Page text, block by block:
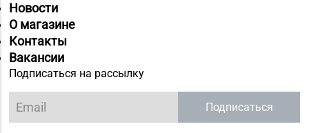
Новости
О магазине
Контакты
Вакансии
Подписаться на рассылку
Подписаться